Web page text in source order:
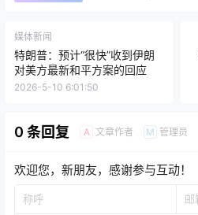
媒体新闻
特朗普：预计“很快”收到伊朗
对美方最新和平方案的回应
2026-5-10 6:01:50
0 条回复 A 文章作者 M 管理员
欢迎您，新朋友，感谢参与互动！